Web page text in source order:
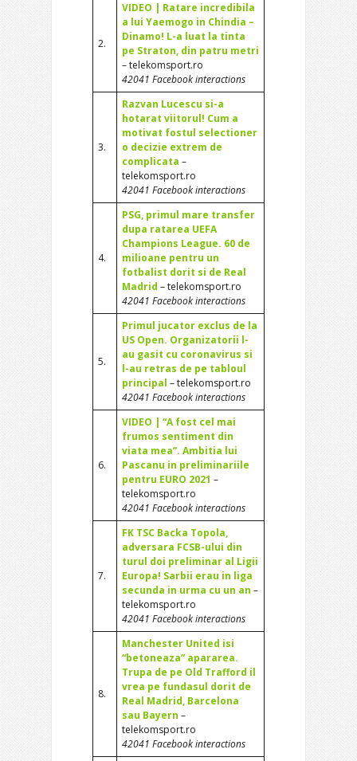
2.
VIDEO | Ratare incredibila
a lui Yaemogo in Chindia –
Dinamo! L-a luat la tinta
pe Straton, din patru metri
– telekomsport.ro
42041 Facebook interactions
3.
Razvan Lucescu si-a
hotarat viitorul! Cum a
motivat fostul selectioner
o decizie extrem de
complicata –
telekomsport.ro
42041 Facebook interactions
4.
PSG, primul mare transfer
dupa ratarea UEFA
Champions League. 60 de
milioane pentru un
fotbalist dorit si de Real
Madrid – telekomsport.ro
42041 Facebook interactions
5.
Primul jucator exclus de la
US Open. Organizatorii l-
au gasit cu coronavirus si
l-au retras de pe tabloul
principal – telekomsport.ro
42041 Facebook interactions
6.
VIDEO | “A fost cel mai
frumos sentiment din
viata mea”. Ambitia lui
Pascanu in preliminariile
pentru EURO 2021 –
telekomsport.ro
42041 Facebook interactions
7.
FK TSC Backa Topola,
adversara FCSB-ului din
turul doi preliminar al Ligii
Europa! Sarbii erau in liga
secunda in urma cu un an –
telekomsport.ro
42041 Facebook interactions
8.
Manchester United isi
“betoneaza” apararea.
Trupa de pe Old Trafford il
vrea pe fundasul dorit de
Real Madrid, Barcelona
sau Bayern –
telekomsport.ro
42041 Facebook interactions